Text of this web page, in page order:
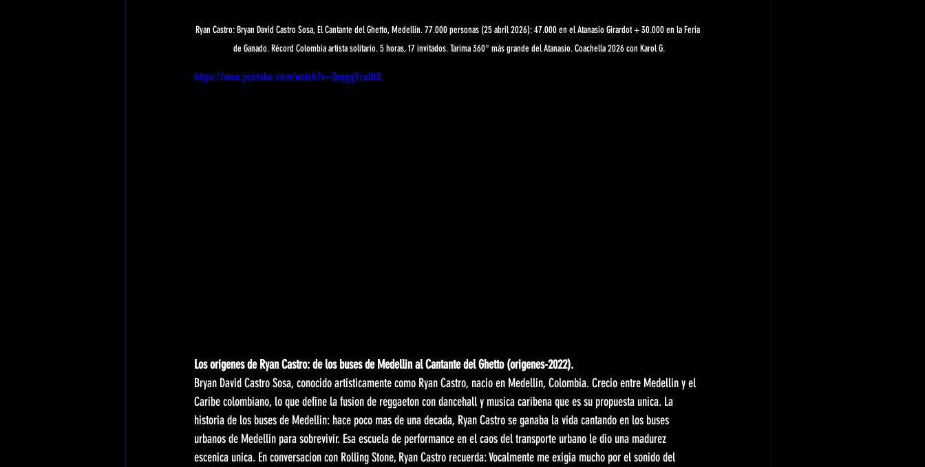
Ryan Castro: Bryan David Castro Sosa, El Cantante del Ghetto, Medellín. 77.000 personas (25 abril 2026): 47.000 en el Atanasio Girardot + 30.000 en la Feria
de Ganado. Récord Colombia artista solitario. 5 horas, 17 invitados. Tarima 360° más grande del Atanasio. Coachella 2026 con Karol G.
https://www.youtube.com/watch?v=QayggVcuUtQ
Los origenes de Ryan Castro: de los buses de Medellin al Cantante del Ghetto (origenes-2022).
Bryan David Castro Sosa, conocido artisticamente como Ryan Castro, nacio en Medellin, Colombia. Crecio entre Medellin y el
Caribe colombiano, lo que define la fusion de reggaeton con dancehall y musica caribena que es su propuesta unica. La
historia de los buses de Medellin: hace poco mas de una decada, Ryan Castro se ganaba la vida cantando en los buses
urbanos de Medellin para sobrevivir. Esa escuela de performance en el caos del transporte urbano le dio una madurez
escenica unica. En conversacion con Rolling Stone, Ryan Castro recuerda: Vocalmente me exigia mucho por el sonido del